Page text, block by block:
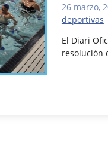
26 marzo,
deportivas
El Diari
resolución